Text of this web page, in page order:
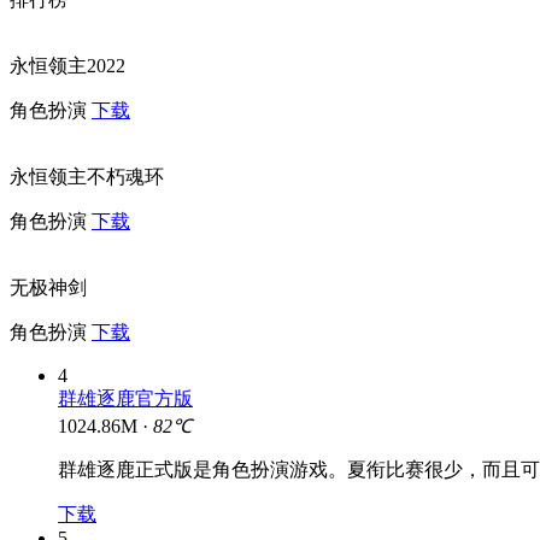
永恒领主2022
角色扮演 下载
永恒领主不朽魂环
角色扮演 下载
无极神剑
角色扮演 下载
4
群雄逐鹿官方版
1024.86M · 82℃
群雄逐鹿正式版是角色扮演游戏。夏衔比赛很少，而且
下载